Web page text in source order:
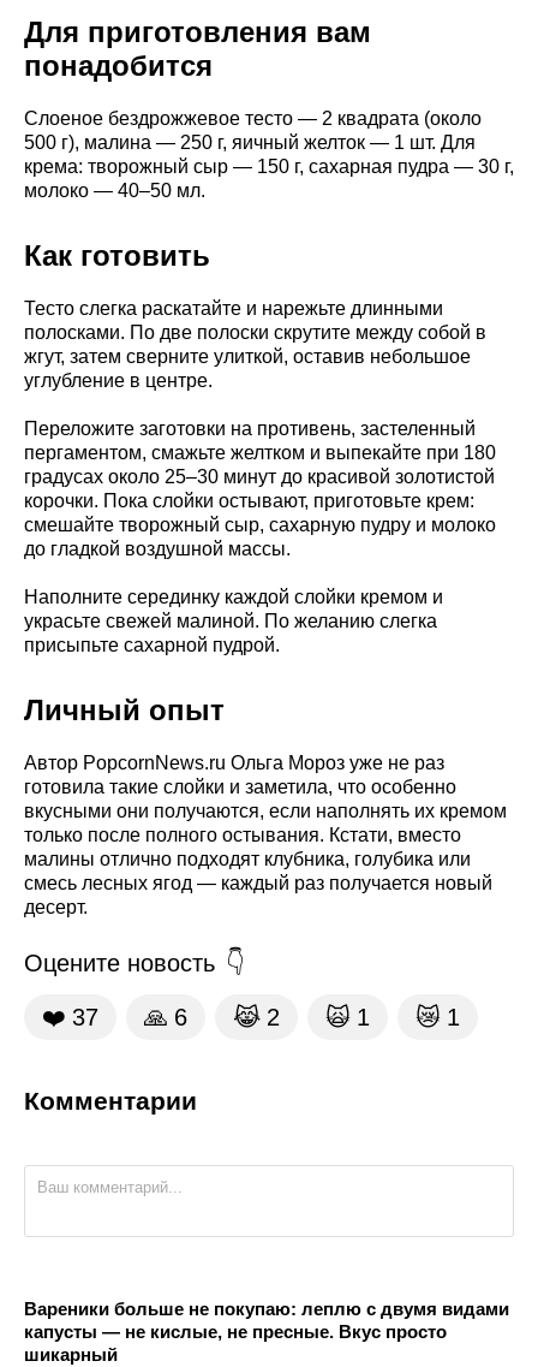
Для приготовления вам
понадобится
Слоеное бездрожжевое тесто — 2 квадрата (около
500 г), малина — 250 г, яичный желток — 1 шт. Для
крема: творожный сыр — 150 г, сахарная пудра — 30 г,
молоко — 40–50 мл.
Как готовить
Тесто слегка раскатайте и нарежьте длинными
полосками. По две полоски скрутите между собой в
жгут, затем сверните улиткой, оставив небольшое
углубление в центре.
Переложите заготовки на противень, застеленный
пергаментом, смажьте желтком и выпекайте при 180
градусах около 25–30 минут до красивой золотистой
корочки. Пока слойки остывают, приготовьте крем:
смешайте творожный сыр, сахарную пудру и молоко
до гладкой воздушной массы.
Наполните серединку каждой слойки кремом и
украсьте свежей малиной. По желанию слегка
присыпьте сахарной пудрой.
Личный опыт
Автор PopcornNews.ru Ольга Мороз уже не раз
готовила такие слойки и заметила, что особенно
вкусными они получаются, если наполнять их кремом
только после полного остывания. Кстати, вместо
малины отлично подходят клубника, голубика или
смесь лесных ягод — каждый раз получается новый
десерт.
Оцените новость
❤️ 37 🙏 6 😹 2 🙀 1 😿 1
Комментарии
Вареники больше не покупаю: леплю с двумя видами
капусты — не кислые, не пресные. Вкус просто
шикарный